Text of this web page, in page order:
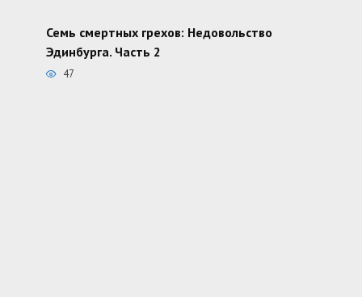
Семь смертных грехов: Недовольство
Эдинбурга. Часть 2
47